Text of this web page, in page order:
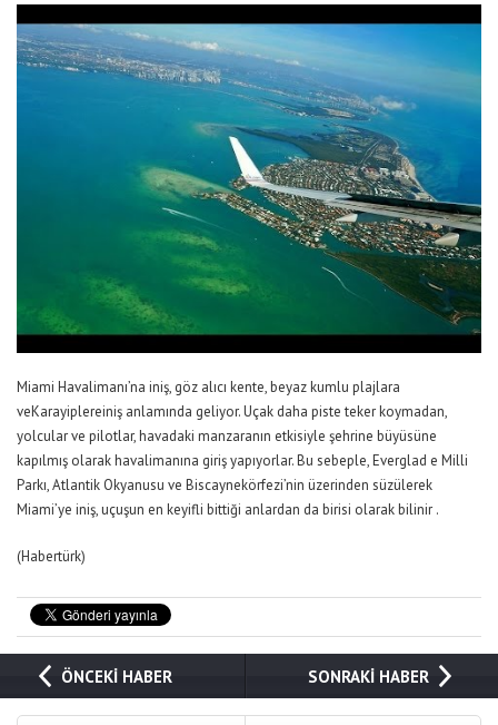
Miami Havalimanı’na iniş, göz alıcı kente, beyaz kumlu plajlara
veKarayiplereiniş anlamında geliyor. Uçak daha piste teker koymadan,
yolcular ve pilotlar, havadaki manzaranın etkisiyle şehrine büyüsüne
kapılmış olarak havalimanına giriş yapıyorlar. Bu sebeple, Everglad e Milli
Parkı, Atlantik Okyanusu ve Biscaynekörfezi’nin üzerinden süzülerek
Miami’ye iniş, uçuşun en keyifli bittiği anlardan da birisi olarak bilinir .
(Habertürk)
ÖNCEKİ HABER SONRAKİ HABER